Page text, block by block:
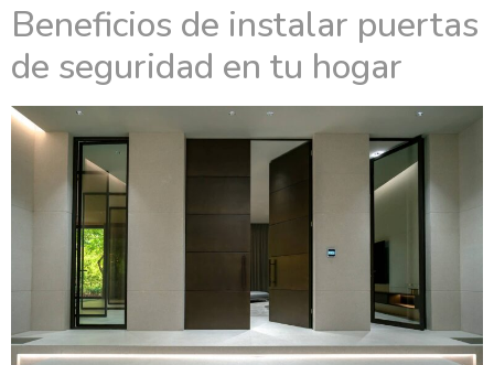
Beneficios de instalar puertas
de seguridad en tu hogar